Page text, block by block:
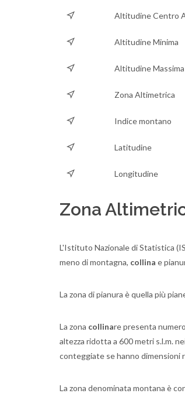
Altitudine Centro
Altitudine Minima
Altitudine Massima
Zona Altimetrica
Indice montano
Latitudine
Longitudine
Zona
L'Istituto Nazionale di Statistica
meno di montagna, collina e
La zona di pianura è quella più
La zona collinare presenta
altezza ridotta a 600 metri s.l.m.
conteggiate se hanno dimensioni
La zona denominata montana è